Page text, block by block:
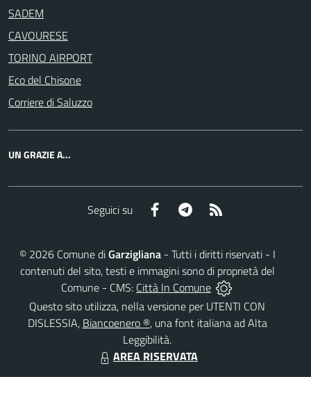
SADEM
CAVOURESE
TORINO AIRPORT
Eco del Chisone
Corriere di Saluzzo
UN GRAZIE A...
Seguici su Facebook Telegram
© 2026Comune diGarzigliana- Tutti i diritti riservati - I
contenuti del sito, testi e immagini sono di proprietà del
Comune - CMS: Città In Comune
Questo sito utilizza, nella versione per UTENTI CON
DISLESSIA, Biancoenero ®, una font italiana ad Alta
Leggibilità.
AREA RISERVATA